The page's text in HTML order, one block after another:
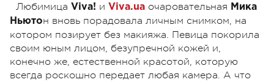
Любимица Viva! и Viva.ua очаровательная Мика
Ньютон вновь порадовала личным снимком, на
котором позирует без макияжа. Певица покорила
своим юным лицом, безупречной кожей и,
конечно же, естественной красотой, которую
всегда роскошно передает любая камера. А что